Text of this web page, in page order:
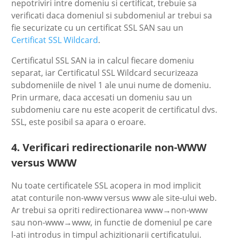
nepotriviri intre domeniu si certificat, trebuie sa
verificati daca domeniul si subdomeniul ar trebui sa
fie securizate cu un certificat SSL SAN sau un
Certificat SSL Wildcard.
Certificatul SSL SAN ia in calcul fiecare domeniu
separat, iar Certificatul SSL Wildcard securizeaza
subdomeniile de nivel 1 ale unui nume de domeniu.
Prin urmare, daca accesati un domeniu sau un
subdomeniu care nu este acoperit de certificatul dvs.
SSL, este posibil sa apara o eroare.
4. Verificari redirectionarile non-WWW
versus WWW
Nu toate certificatele SSL acopera in mod implicit
atat conturile non-www versus www ale site-ului web.
Ar trebui sa opriti redirectionarea www→non-www
sau non-www→www, in functie de domeniul pe care
l-ati introdus in timpul achizitionarii certificatului.